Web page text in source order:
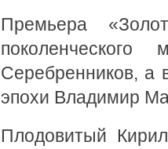
Премьера
Серебренников, а
эпохи Владимир
Плодовитый